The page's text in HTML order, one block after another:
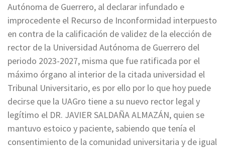
Autónoma de Guerrero, al declarar infundado e
improcedente el Recurso de Inconformidad interpuesto
en contra de la calificación de validez de la elección de
rector de la Universidad Autónoma de Guerrero del
periodo 2023-2027, misma que fue ratificada por el
máximo órgano al interior de la citada universidad el
Tribunal Universitario, es por ello por lo que hoy puede
decirse que la UAGro tiene a su nuevo rector legal y
legítimo el DR. JAVIER SALDAÑA ALMAZÁN, quien se
mantuvo estoico y paciente, sabiendo que tenía el
consentimiento de la comunidad universitaria y de igual